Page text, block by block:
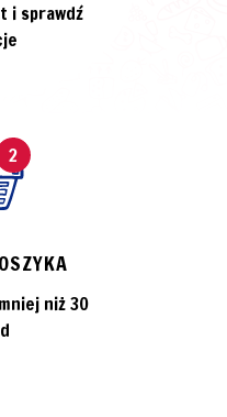
i sprawdź
2
niż 30